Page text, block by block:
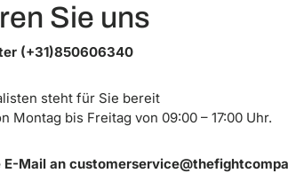
Sie uns
(+31)850606340
steht für Sie bereit
Montag bis Freitag von 09:00 – 17:00 Uhr.
E-Mail an